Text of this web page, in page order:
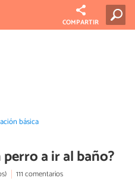
COMPARTIR
básica
a ir al baño?
111 comentarios